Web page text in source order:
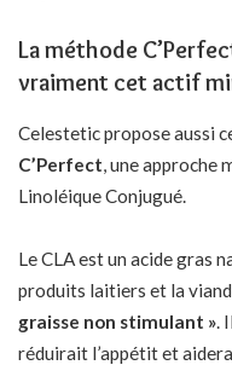
La méthode
vraiment cet actif
Celestetic propose aussi
C’Perfect, une approche
Linoléique Conjugué.
Le CLA est un acide gras
produits laitiers et la
graisse non stimulant ».
réduirait l’appétit et